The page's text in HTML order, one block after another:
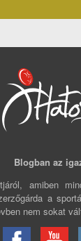
Blogban az
amiben
a
nem sokat